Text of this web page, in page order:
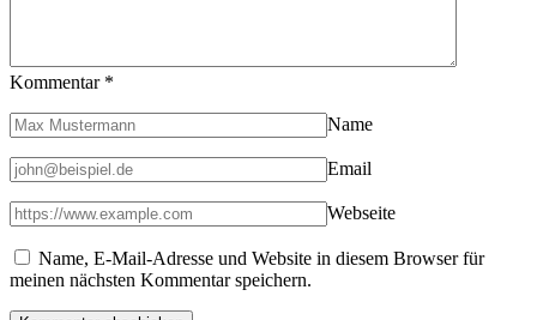
Kommentar *
Name
Email
Webseite
Name, E-Mail-Adresse und Website in diesem Browser für
meinen nächsten Kommentar speichern.